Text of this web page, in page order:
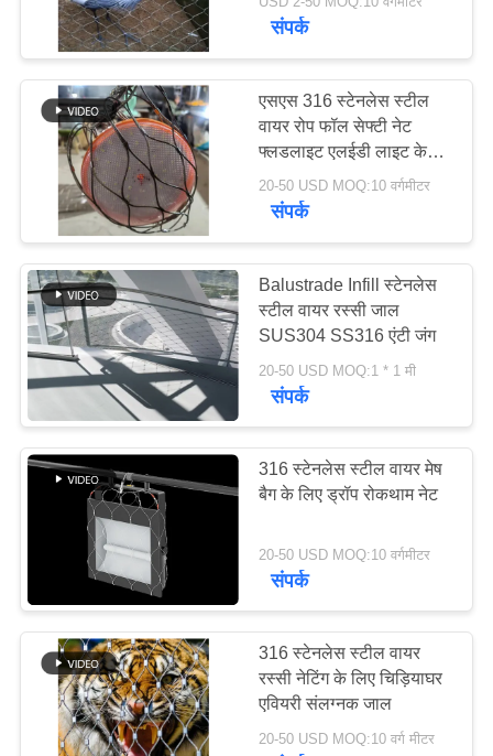
संपर्क
एसएस 316 स्टेनलेस स्टील
वायर रोप फॉल सेफ्टी नेट
फ्लडलाइट एलईडी लाइट के
लिए
20-50 USD MOQ:10 वर्गमीटर
संपर्क
Balustrade Infill स्टेनलेस
स्टील वायर रस्सी जाल
SUS304 SS316 एंटी जंग
20-50 USD MOQ:1 * 1 मी
संपर्क
316 स्टेनलेस स्टील वायर मेष
बैग के लिए ड्रॉप रोकथाम नेट
20-50 USD MOQ:10 वर्गमीटर
संपर्क
316 स्टेनलेस स्टील वायर
रस्सी नेटिंग के लिए चिड़ियाघर
एवियरी संलग्नक जाल
20-50 USD MOQ:10 वर्ग मीटर